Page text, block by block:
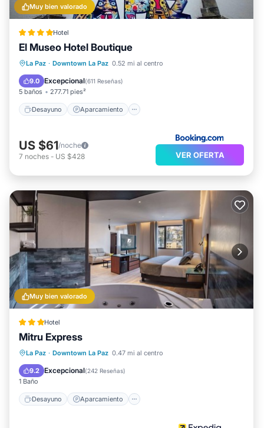
Muy bien valorado
Hotel
El Museo Hotel Boutique
La Paz · Downtown La Paz 0.52 mi al centro
9.0 Excepcional(611 Reseñas)
5 baños 277.71 pies²
Desayuno Aparcamiento
Desayuno
Aparcamiento
Balcón/Terraza
US $61/noche
7 noches - US $428 VER OFERTA
Muy bien valorado
Hotel
Mitru Express
La Paz · Downtown La Paz 0.47 mi al centro
9.2 Excepcional(242 Reseñas)
1 Baño
Desayuno Aparcamiento
Desayuno Aparcamiento
Apto para niños